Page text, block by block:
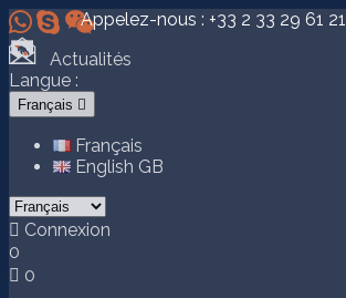
 Appelez-nous : +33 2 33 29 61 21
Actualités
Langue :
Français 
Français
English GB
 Connexion
0
 0